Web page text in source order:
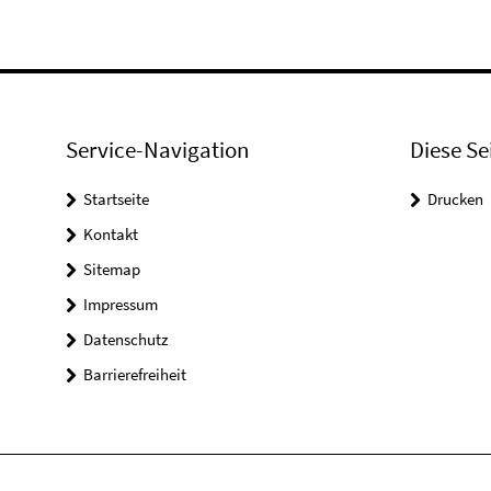
Service-Navigation
Startseite
Kontakt
Sitemap
Impressum
Datenschutz
Barrierefreiheit
Diese
Drucken